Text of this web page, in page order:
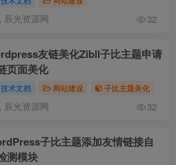
辰光资源网 32
友链美化Zibll子比主题申请
页面美化
技术文档 网站建设 子比主题美化
辰光资源网 32
子比主题添加友情链接自
测模块